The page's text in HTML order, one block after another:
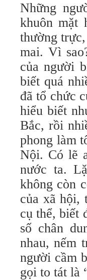
Những
khuôn mặt
thường
mai. Vì
của người
biết quá
đã tổ chức
hiểu biết
Bắc, rồi
phong làm
Nội. Có lẽ
nước ta.
không còn
của xã hội,
cụ thể, biết
số chân
nhau, nếm
người cầm
gọi to tát là